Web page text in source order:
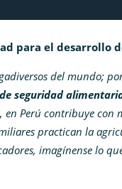
para el desarrollo
del mundo;
seguridad
Perú contribuye con
practican la
imagínense lo